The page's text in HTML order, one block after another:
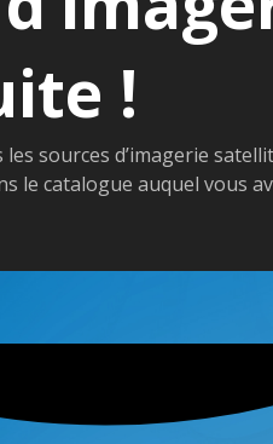
!
les sources d’imagerie
le catalogue auquel vous